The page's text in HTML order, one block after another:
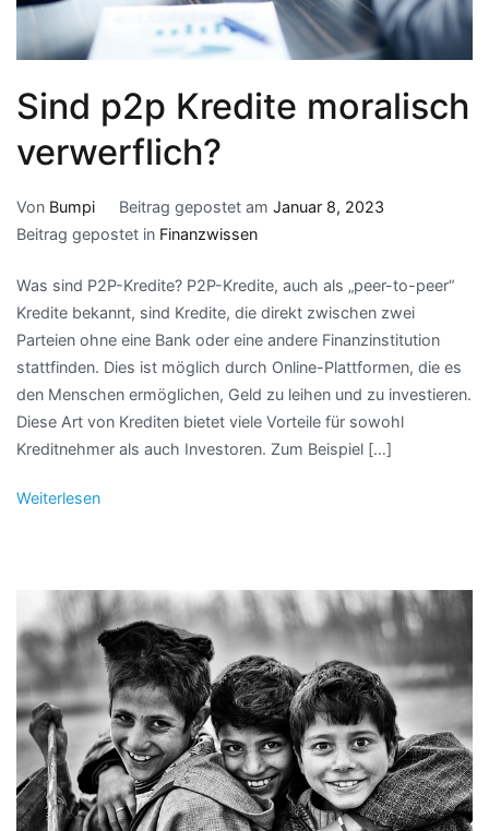
Sind p2p Kredite moralisch
verwerflich?
Von Bumpi Beitrag gepostet am Januar 8, 2023
Beitrag gepostet in Finanzwissen
Was sind P2P-Kredite? P2P-Kredite, auch als „peer-to-peer“
Kredite bekannt, sind Kredite, die direkt zwischen zwei
Parteien ohne eine Bank oder eine andere Finanzinstitution
stattfinden. Dies ist möglich durch Online-Plattformen, die es
den Menschen ermöglichen, Geld zu leihen und zu investieren.
Diese Art von Krediten bietet viele Vorteile für sowohl
Kreditnehmer als auch Investoren. Zum Beispiel […]
Weiterlesen